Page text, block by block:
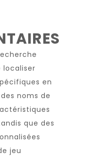
en
noms de
que des
jeu